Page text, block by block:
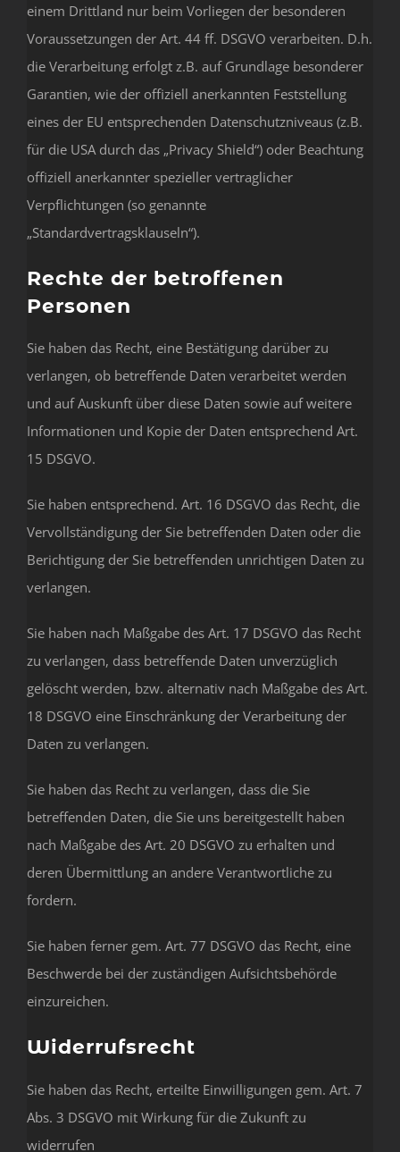
einem Drittland nur beim Vorliegen der besonderen
Voraussetzungen der Art. 44 ff. DSGVO verarbeiten. D.h.
die Verarbeitung erfolgt z.B. auf Grundlage besonderer
Garantien, wie der offiziell anerkannten Feststellung
eines der EU entsprechenden Datenschutzniveaus (z.B.
für die USA durch das „Privacy Shield“) oder Beachtung
offiziell anerkannter spezieller vertraglicher
Verpflichtungen (so genannte
„Standardvertragsklauseln“).
Rechte der betroffenen
Personen
Sie haben das Recht, eine Bestätigung darüber zu
verlangen, ob betreffende Daten verarbeitet werden
und auf Auskunft über diese Daten sowie auf weitere
Informationen und Kopie der Daten entsprechend Art.
15 DSGVO.
Sie haben entsprechend. Art. 16 DSGVO das Recht, die
Vervollständigung der Sie betreffenden Daten oder die
Berichtigung der Sie betreffenden unrichtigen Daten zu
verlangen.
Sie haben nach Maßgabe des Art. 17 DSGVO das Recht
zu verlangen, dass betreffende Daten unverzüglich
gelöscht werden, bzw. alternativ nach Maßgabe des Art.
18 DSGVO eine Einschränkung der Verarbeitung der
Daten zu verlangen.
Sie haben das Recht zu verlangen, dass die Sie
betreffenden Daten, die Sie uns bereitgestellt haben
nach Maßgabe des Art. 20 DSGVO zu erhalten und
deren Übermittlung an andere Verantwortliche zu
fordern.
Sie haben ferner gem. Art. 77 DSGVO das Recht, eine
Beschwerde bei der zuständigen Aufsichtsbehörde
einzureichen.
Widerrufsrecht
Sie haben das Recht, erteilte Einwilligungen gem. Art. 7
Abs. 3 DSGVO mit Wirkung für die Zukunft zu
widerrufen